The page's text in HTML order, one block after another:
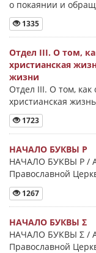
о покаянии и
1335
Отдел III. О том,
христианская
жизни
Отдел III. О том, как
христианская
1723
НАЧАЛО БУКВЫ Ρ
НАЧАЛО БУКВЫ Ρ /
Православной
1267
НАЧАЛО БУКВЫ Σ
НАЧАЛО БУКВЫ Σ /
Православной